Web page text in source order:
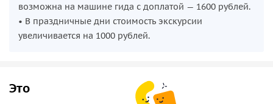
возможна на машине гида с доплатой — 1600 рублей.
• В праздничные дни стоимость экскурсии
увеличивается на 1000 рублей.
Это